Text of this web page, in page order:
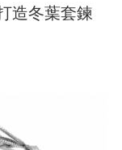
造冬葉套鍊